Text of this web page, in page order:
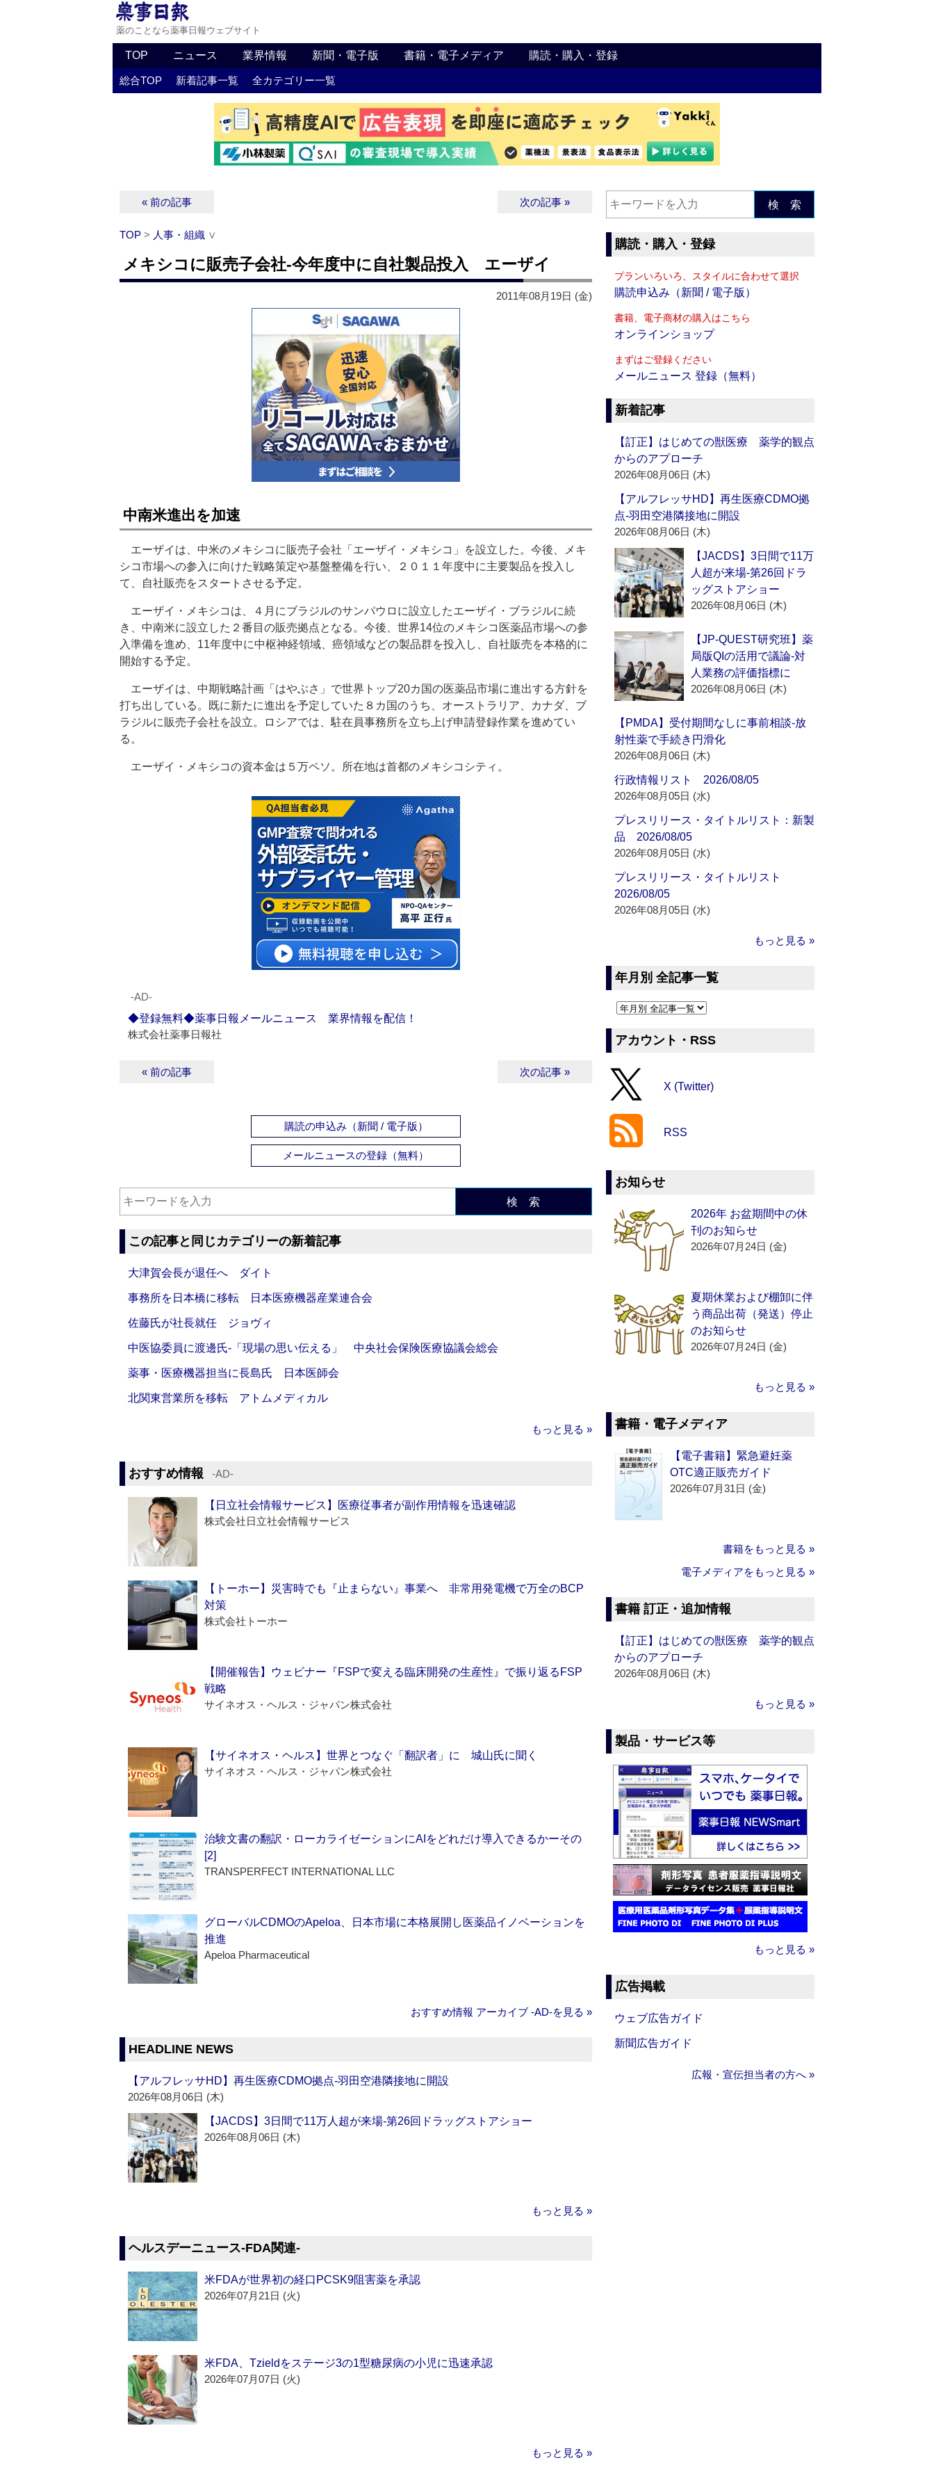
薬のことなら薬事日報ウェブサイト
TOP ニュース 業界情報 新聞・電子版 書籍・電子メディア 購読・購入・登録
総合TOP 新着記事一覧 全カテゴリー一覧
« 前の記事 次の記事 »
TOP > 人事・組織 ∨
メキシコに販売子会社‐今年度中に自社製品投入 エーザイ
2011年08月19日 (金)
中南米進出を加速
エーザイは、中米のメキシコに販売子会社「エーザイ・メキシコ」を設立した。今後、メキ
シコ市場への参入に向けた戦略策定や基盤整備を行い、２０１１年度中に主要製品を投入し
て、自社販売をスタートさせる予定。
エーザイ・メキシコは、４月にブラジルのサンパウロに設立したエーザイ・ブラジルに続
き、中南米に設立した２番目の販売拠点となる。今後、世界14位のメキシコ医薬品市場への参
入準備を進め、11年度中に中枢神経領域、癌領域などの製品群を投入し、自社販売を本格的に
開始する予定。
エーザイは、中期戦略計画「はやぶさ」で世界トップ20カ国の医薬品市場に進出する方針を
打ち出している。既に新たに進出を予定していた８カ国のうち、オーストラリア、カナダ、ブ
ラジルに販売子会社を設立。ロシアでは、駐在員事務所を立ち上げ申請登録作業を進めてい
る。
エーザイ・メキシコの資本金は５万ペソ。所在地は首都のメキシコシティ。
‐AD‐
◆登録無料◆薬事日報メールニュース 業界情報を配信！
株式会社薬事日報社
« 前の記事 次の記事 »
購読の申込み（新聞 / 電子版）
メールニュースの登録（無料）
検 索
この記事と同じカテゴリーの新着記事
大津賀会長が退任へ ダイト
事務所を日本橋に移転 日本医療機器産業連合会
佐藤氏が社長就任 ジョヴィ
中医協委員に渡邊氏‐「現場の思い伝える」 中央社会保険医療協議会総会
薬事・医療機器担当に長島氏 日本医師会
北関東営業所を移転 アトムメディカル
もっと見る »
おすすめ情報 ‐AD‐
【日立社会情報サービス】医療従事者が副作用情報を迅速確認
株式会社日立社会情報サービス
【トーホー】災害時でも『止まらない』事業へ 非常用発電機で万全のBCP
対策
株式会社トーホー
【開催報告】ウェビナー『FSPで変える臨床開発の生産性』で振り返るFSP
戦略
サイネオス・ヘルス・ジャパン株式会社
【サイネオス・ヘルス】世界とつなぐ「翻訳者」に 城山氏に聞く
サイネオス・ヘルス・ジャパン株式会社
治験文書の翻訳・ローカライゼーションにAIをどれだけ導入できるかーその
[2]
TRANSPERFECT INTERNATIONAL LLC
グローバルCDMOのApeloa、日本市場に本格展開し医薬品イノベーションを
推進
Apeloa Pharmaceutical
おすすめ情報 アーカイブ ‐AD‐を見る »
HEADLINE NEWS
【アルフレッサHD】再生医療CDMO拠点‐羽田空港隣接地に開設
2026年08月06日 (木)
【JACDS】3日間で11万人超が来場‐第26回ドラッグストアショー
2026年08月06日 (木)
もっと見る »
ヘルスデーニュース‐FDA関連‐
米FDAが世界初の経口PCSK9阻害薬を承認
2026年07月21日 (火)
米FDA、Tzieldをステージ3の1型糖尿病の小児に迅速承認
2026年07月07日 (火)
もっと見る »
検 索
購読・購入・登録
プランいろいろ、スタイルに合わせて選択
購読申込み（新聞 / 電子版）
書籍、電子商材の購入はこちら
オンラインショップ
まずはご登録ください
メールニュース 登録（無料）
新着記事
【訂正】はじめての獣医療 薬学的観点
からのアプローチ
2026年08月06日 (木)
【アルフレッサHD】再生医療CDMO拠
点‐羽田空港隣接地に開設
2026年08月06日 (木)
【JACDS】3日間で11万
人超が来場‐第26回ドラ
ッグストアショー
2026年08月06日 (木)
【JP-QUEST研究班】薬
局版QIの活用で議論‐対
人業務の評価指標に
2026年08月06日 (木)
【PMDA】受付期間なしに事前相談‐放
射性薬で手続き円滑化
2026年08月06日 (木)
行政情報リスト 2026/08/05
2026年08月05日 (水)
プレスリリース・タイトルリスト：新製
品 2026/08/05
2026年08月05日 (水)
プレスリリース・タイトルリスト
2026/08/05
2026年08月05日 (水)
もっと見る »
年月別 全記事一覧
アカウント・RSS
X (Twitter)
RSS
お知らせ
2026年 お盆期間中の休
刊のお知らせ
2026年07月24日 (金)
夏期休業および棚卸に伴
う商品出荷（発送）停止
のお知らせ
2026年07月24日 (金)
もっと見る »
書籍・電子メディア
【電子書籍】緊急避妊薬
OTC適正販売ガイド
2026年07月31日 (金)
書籍をもっと見る »
電子メディアをもっと見る »
書籍 訂正・追加情報
【訂正】はじめての獣医療 薬学的観点
からのアプローチ
2026年08月06日 (木)
もっと見る »
製品・サービス等
もっと見る »
広告掲載
ウェブ広告ガイド
新聞広告ガイド
広報・宣伝担当者の方へ »